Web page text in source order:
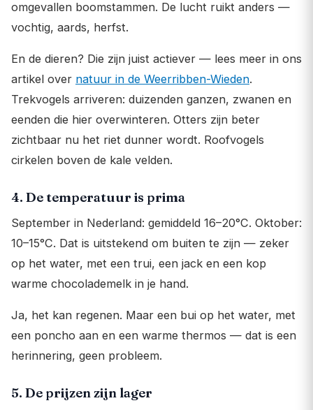
omgevallen boomstammen. De lucht ruikt anders —
vochtig, aards, herfst.
En de dieren? Die zijn juist actiever — lees meer in ons
artikel over natuur in de Weerribben-Wieden.
Trekvogels arriveren: duizenden ganzen, zwanen en
eenden die hier overwinteren. Otters zijn beter
zichtbaar nu het riet dunner wordt. Roofvogels
cirkelen boven de kale velden.
4. De temperatuur is prima
September in Nederland: gemiddeld 16–20°C. Oktober:
10–15°C. Dat is uitstekend om buiten te zijn — zeker
op het water, met een trui, een jack en een kop
warme chocolademelk in je hand.
Ja, het kan regenen. Maar een bui op het water, met
een poncho aan en een warme thermos — dat is een
herinnering, geen probleem.
5. De prijzen zijn lager